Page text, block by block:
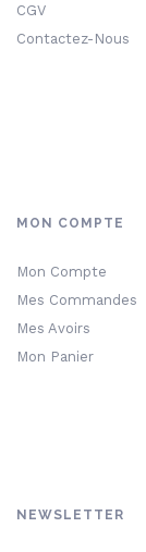
CGV
Contactez-Nous
MON COMPTE
Mon Compte
Mes Commandes
Mes Avoirs
Mon Panier
NEWSLETTER